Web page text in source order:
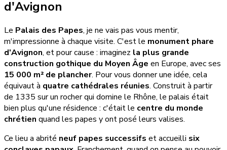
d'Avignon
Le Palais des Papes, je ne vais pas vous mentir,
m'impressionne à chaque visite. C'est le monument phare
d'Avignon, et pour cause : imaginez la plus grande
construction gothique du Moyen Âge en Europe, avec ses
15 000 m² de plancher. Pour vous donner une idée, cela
équivaut à quatre cathédrales réunies. Construit à partir
de 1335 sur un rocher qui domine le Rhône, le palais était
bien plus qu'une résidence : c'était le centre du monde
chrétien quand les papes y ont posé leurs valises.
Ce lieu a abrité neuf papes successifs et accueilli six